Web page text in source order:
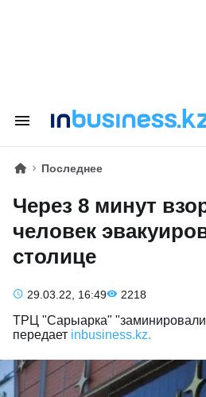
Последнее
Через 8 минут
человек
столице
29.03.22, 16:49 2218
ТРЦ "Сарыарка"
передает inbusiness.kz.